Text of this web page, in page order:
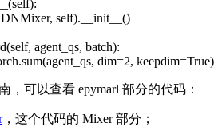
(self):
self). __init__ ()
self, agent_qs, batch):
sum(agent_qs, dim=2, keepdim=True)
，可以查看 epymarl 部分的代码：
，这个代码的 Mixer 部分；